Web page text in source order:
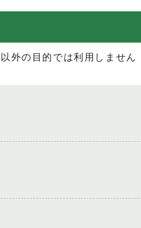
外の目的では利用しません